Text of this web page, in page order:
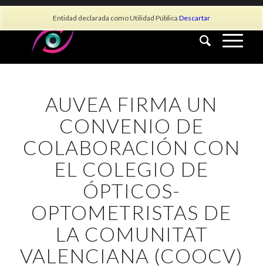
Entidad declarada como Utilidad Pública Descartar
info@asociacionauvea.es
AUVEA FIRMA UN
CONVENIO DE
COLABORACIÓN CON
EL COLEGIO DE
ÓPTICOS-
OPTOMETRISTAS DE
LA COMUNITAT
VALENCIANA (COOCV)